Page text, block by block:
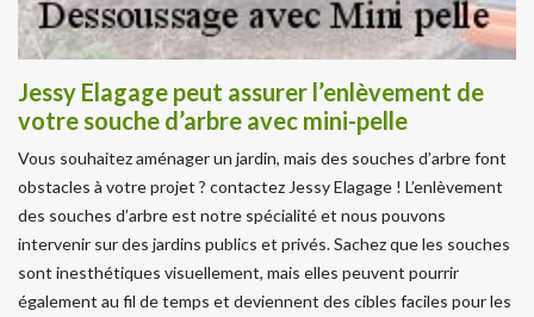
Jessy Elagage peut assurer l’enlèvement de
votre souche d’arbre avec mini-pelle
Vous souhaitez aménager un jardin, mais des souches d’arbre font
obstacles à votre projet ? contactez Jessy Elagage ! L’enlèvement
des souches d’arbre est notre spécialité et nous pouvons
intervenir sur des jardins publics et privés. Sachez que les souches
sont inesthétiques visuellement, mais elles peuvent pourrir
également au fil de temps et deviennent des cibles faciles pour les